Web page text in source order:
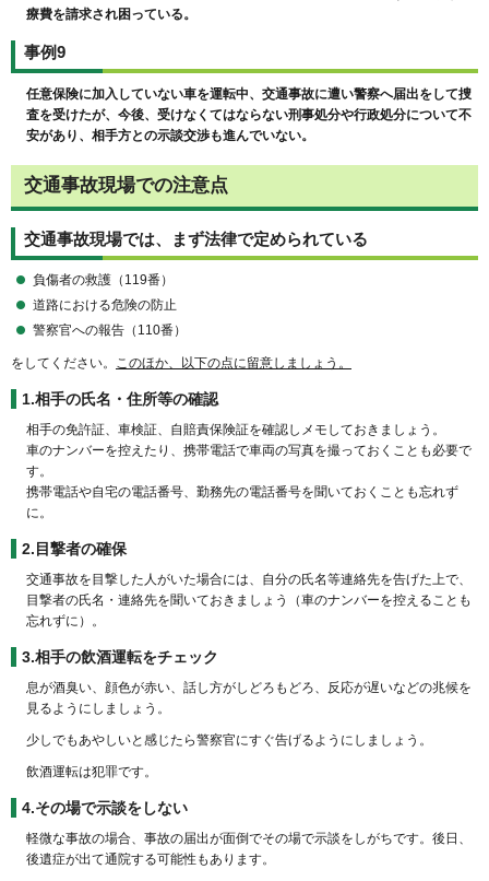
療費を請求され困っている。
事例9
任意保険に加入していない車を運転中、交通事故に遭い警察へ届出をして捜
査を受けたが、今後、受けなくてはならない刑事処分や行政処分について不
安があり、相手方との示談交渉も進んでいない。
交通事故現場での注意点
交通事故現場では、まず法律で定められている
負傷者の救護（119番）
道路における危険の防止
警察官への報告（110番）
をしてください。 このほか、以下の点に留意しましょう。
1.相手の氏名・住所等の確認
相手の免許証、車検証、自賠責保険証を確認しメモしておきましょう。
車のナンバーを控えたり、携帯電話で車両の写真を撮っておくことも必要で
す。
携帯電話や自宅の電話番号、勤務先の電話番号を聞いておくことも忘れず
に。
2.目撃者の確保
交通事故を目撃した人がいた場合には、自分の氏名等連絡先を告げた上で、
目撃者の氏名・連絡先を聞いておきましょう（車のナンバーを控えることも
忘れずに）。
3.相手の飲酒運転をチェック
息が酒臭い、顔色が赤い、話し方がしどろもどろ、反応が遅いなどの兆候を
見るようにしましょう。
少しでもあやしいと感じたら警察官にすぐ告げるようにしましょう。
飲酒運転は犯罪です。
4.その場で示談をしない
軽微な事故の場合、事故の届出が面倒でその場で示談をしがちです。後日、
後遺症が出て通院する可能性もあります。